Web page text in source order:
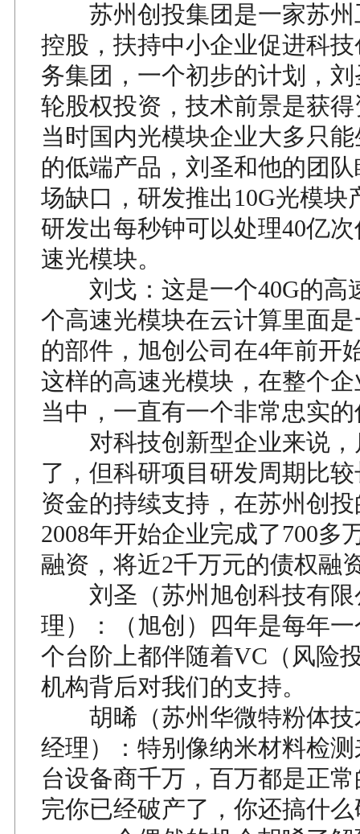
苏州创投集团是一家苏州
控股，扶持中小企业促进科
务集团，一个初步的计划，
轮股权投资，技术前景是获
当时国内光模块企业大多只
的低端产品，刘圣和他的团
场缺口，研发推出10G光模块
研发出每秒钟可以处理40亿
速光模块。
刘戈：这是一个40G的高
个高速光模块在云计算里面
的部件，旭创公司在4年前开
这样的高速光模块，在整个
当中，一直有一个非常忠实
对科技创新型企业来说，
了，但科研项目研发周期比
资金的持续支持，在苏州创
2008年开始企业完成了700多
融资，将近2千万元的债权融
刘圣（苏州旭创科技有限
理）：（旭创）四年是每年
个台阶上都伴随着VC（风险
机构背后对我们的支持。
胡晞（苏州华微特粉体技
经理）：特别像纳米材料检
台设备商千万，百万都是正
完你已经破产了，你还搞什